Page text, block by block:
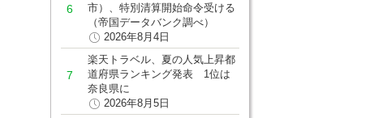
市）、特別清算開始命令受ける
（帝国データバンク調べ）
2026年8月4日
楽天トラベル、夏の人気上昇都
道府県ランキング発表 1位は
奈良県に
2026年8月5日